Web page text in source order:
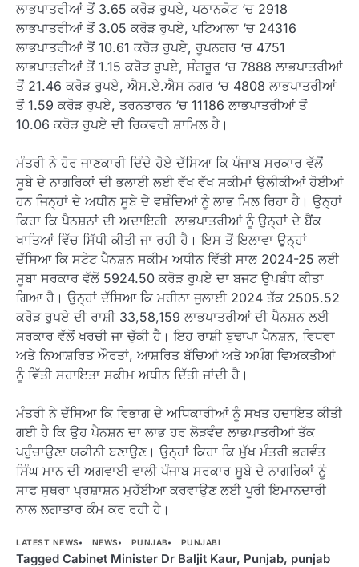
ਲਾਭਪਾਤਰੀਆਂ ਤੋਂ 3.65 ਕਰੋੜ ਰੁਪਏ, ਪਠਾਨਕੋਟ ‘ਚ 2918
ਲਾਭਪਾਤਰੀਆਂ ਤੋਂ 3.05 ਕਰੋੜ ਰੁਪਏ, ਪਟਿਆਲਾ ‘ਚ 24316
ਲਾਭਪਾਤਰੀਆਂ ਤੋਂ 10.61 ਕਰੋੜ ਰੁਪਏ, ਰੂਪਨਗਰ ‘ਚ 4751
ਲਾਭਪਾਤਰੀਆਂ ਤੋਂ 1.15 ਕਰੋੜ ਰੁਪਏ, ਸੰਗਰੂਰ ‘ਚ 7888 ਲਾਭਪਾਤਰੀਆਂ
ਤੋਂ 21.46 ਕਰੋੜ ਰੁਪਏ, ਐਸ.ਏ.ਐਸ ਨਗਰ ‘ਚ 4808 ਲਾਭਪਾਤਰੀਆਂ
ਤੋਂ 1.59 ਕਰੋੜ ਰੁਪਏ, ਤਰਨਤਾਰਨ ‘ਚ 11186 ਲਾਭਪਾਤਰੀਆਂ ਤੋਂ
10.06 ਕਰੋੜ ਰੁਪਏ ਦੀ ਰਿਕਵਰੀ ਸ਼ਾਮਿਲ ਹੈ।
ਮੰਤਰੀ ਨੇ ਹੋਰ ਜਾਣਕਾਰੀ ਦਿੰਦੇ ਹੋਏ ਦੱਸਿਆ ਕਿ ਪੰਜਾਬ ਸਰਕਾਰ ਵੱਲੋਂ
ਸੂਬੇ ਦੇ ਨਾਗਰਿਕਾਂ ਦੀ ਭਲਾਈ ਲਈ ਵੱਖ ਵੱਖ ਸਕੀਮਾਂ ਉਲੀਕੀਆਂ ਹੋਈਆਂ
ਹਨ ਜਿਨ੍ਹਾਂ ਦੇ ਅਧੀਨ ਸੂਬੇ ਦੇ ਵਸ਼ੰਦਿਆਂ ਨੂੰ ਲਾਭ ਮਿਲ ਰਿਹਾ ਹੈ। ਉਨ੍ਹਾਂ
ਕਿਹਾ ਕਿ ਪੈਨਸ਼ਨਾਂ ਦੀ ਅਦਾਇਗੀ ਲਾਭਪਾਤਰੀਆਂ ਨੂੰ ਉਨ੍ਹਾਂ ਦੇ ਬੈਂਕ
ਖਾਤਿਆਂ ਵਿੱਚ ਸਿੱਧੀ ਕੀਤੀ ਜਾ ਰਹੀ ਹੈ। ਇਸ ਤੋਂ ਇਲਾਵਾ ਉਨ੍ਹਾਂ
ਦੱਸਿਆ ਕਿ ਸਟੇਟ ਪੈਨਸ਼ਨ ਸਕੀਮ ਅਧੀਨ ਵਿੱਤੀ ਸਾਲ 2024-25 ਲਈ
ਸੂਬਾ ਸਰਕਾਰ ਵੱਲੋਂ 5924.50 ਕਰੋੜ ਰੁਪਏ ਦਾ ਬਜਟ ਉਪਬੰਧ ਕੀਤਾ
ਗਿਆ ਹੈ। ਉਨ੍ਹਾਂ ਦੱਸਿਆ ਕਿ ਮਹੀਨਾ ਜੁਲਾਈ 2024 ਤੱਕ 2505.52
ਕਰੋੜ ਰੁਪਏ ਦੀ ਰਾਸ਼ੀ 33,58,159 ਲਾਭਪਾਤਰੀਆਂ ਦੀ ਪੈਨਸ਼ਨ ਲਈ
ਸਰਕਾਰ ਵੱਲੋਂ ਖਰਚੀ ਜਾ ਚੁੱਕੀ ਹੈ। ਇਹ ਰਾਸ਼ੀ ਬੁਢਾਪਾ ਪੈਨਸ਼ਨ, ਵਿਧਵਾ
ਅਤੇ ਨਿਆਸ਼ਰਿਤ ਔਰਤਾਂ, ਆਸ਼ਰਿਤ ਬੱਚਿਆਂ ਅਤੇ ਅਪੰਗ ਵਿਅਕਤੀਆਂ
ਨੂੰ ਵਿੱਤੀ ਸਹਾਇਤਾ ਸਕੀਮ ਅਧੀਨ ਦਿੱਤੀ ਜਾਂਦੀ ਹੈ।
ਮੰਤਰੀ ਨੇ ਦੱਸਿਆ ਕਿ ਵਿਭਾਗ ਦੇ ਅਧਿਕਾਰੀਆਂ ਨੂੰ ਸਖਤ ਹਦਾਇਤ ਕੀਤੀ
ਗਈ ਹੈ ਕਿ ਉਹ ਪੈਨਸ਼ਨ ਦਾ ਲਾਭ ਹਰ ਲੋੜਵੰਦ ਲਾਭਪਾਤਰੀਆਂ ਤੱਕ
ਪਹੁੰਚਾਉਣਾ ਯਕੀਨੀ ਬਣਾਉਣ। ਉਨ੍ਹਾਂ ਕਿਹਾ ਕਿ ਮੁੱਖ ਮੰਤਰੀ ਭਗਵੰਤ
ਸਿੰਘ ਮਾਨ ਦੀ ਅਗਵਾਈ ਵਾਲੀ ਪੰਜਾਬ ਸਰਕਾਰ ਸੂਬੇ ਦੇ ਨਾਗਰਿਕਾਂ ਨੂੰ
ਸਾਫ ਸੁਥਰਾ ਪ੍ਰਸ਼ਾਸ਼ਨ ਮੁਹੱਈਆ ਕਰਵਾਉਣ ਲਈ ਪੂਰੀ ਇਮਾਨਦਾਰੀ
ਨਾਲ ਲਗਾਤਾਰ ਕੰਮ ਕਰ ਰਹੀ ਹੈ।
LATEST NEWS NEWS PUNJAB PUNJABI
Tagged Cabinet Minister Dr Baljit Kaur, Punjab, punjab